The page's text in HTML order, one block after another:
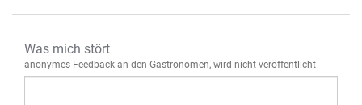
Was mich stört
anonymes Feedback an den Gastronomen, wird nicht veröffentlicht